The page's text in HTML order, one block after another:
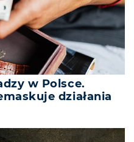
w Polsce.
działania